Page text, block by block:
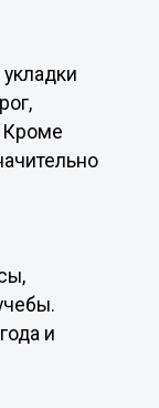
Кроме
и